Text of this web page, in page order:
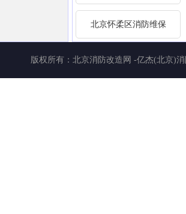
北京怀柔区消防维保
版权所有： 北京消防改造网 -亿杰(北京)